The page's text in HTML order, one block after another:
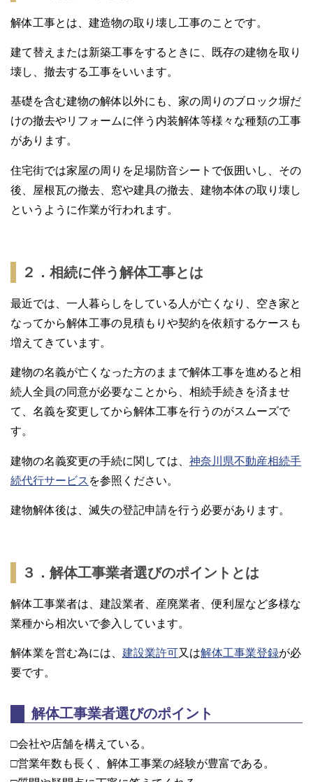
解体工事とは、建造物の取り壊し工事のことです。
建て替えまたは新築工事をするときに、既存の建物を取り
壊し、撤去する工事をいいます。
基礎を含む建物の解体以外にも、家の周りのブロック塀だ
けの撤去やリフォームに伴う内装解体等様々な種類の工事
があります。
住宅街では家屋の周りを足場防音シートで仮囲いし、その
後、屋根瓦の撤去、窓や建具の撤去、建物本体の取り壊し
というように作業が行われます。
２．相続に伴う解体工事とは
最近では、一人暮らしをしている人が亡くなり、空き家と
なってから解体工事の見積もりや契約を依頼するケースも
増えてきています。
建物の名義が亡くなった方のままで解体工事を進めると相
続人全員の同意が必要なことから、相続手続きを済ませ
て、名義を変更してから解体工事を行うのがスムーズで
す。
建物の名義変更の手続に関しては、 神奈川県不動産相続手
続代行サービス を参照ください。
建物解体後は、滅失の登記申請を行う必要があります。
３．解体工事業者選びのポイントとは
解体工事業者は、建設業者、産廃業者、便利屋など多様な
業種から相次いで参入しています。
解体業を営む為には、 建設業許可又は解体工事業登録が必
要です。
解体工事業者選びのポイント
□会社や店舗を構えている。
□営業年数も長く、解体工事業の経験が豊富である。